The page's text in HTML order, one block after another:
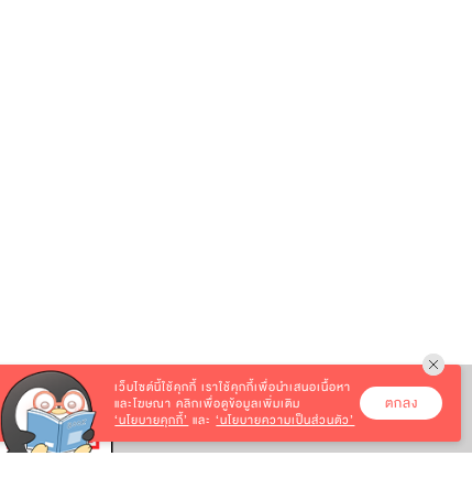
เว็บไซต์นี้ใช้คุกกี้ เราใช้คุกกี้เพื่อนำเสนอเนื้อหา
และโฆษณา คลิกเพื่อดูข้อมูลเพิ่มเติม
‘นโยบายคุกกี้’ และ‘นโยบายความเป็นส่วนตัว’
ตกลง